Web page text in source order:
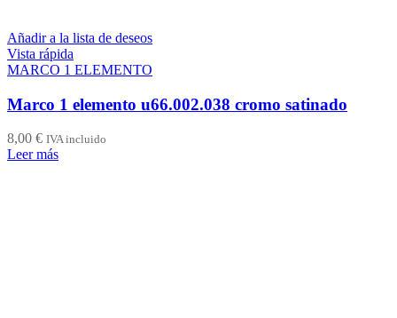
Añadir a la lista de deseos
Vista rápida
MARCO 1 ELEMENTO
Marco 1 elemento u66.002.038 cromo satinado
8,00 € IVA incluido
Leer más